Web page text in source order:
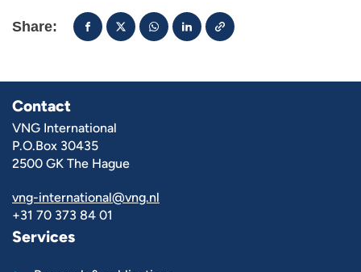
Share:
Contact
VNG International
P.O.Box 30435
2500 GK The Hague
vng-international@vng.nl
+31 70 373 84 01
Services